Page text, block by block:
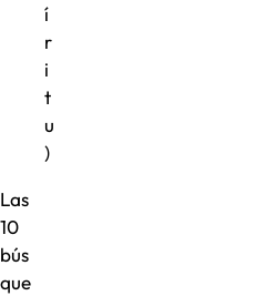
í
r
i
t
u
)
Las
10
bús
que